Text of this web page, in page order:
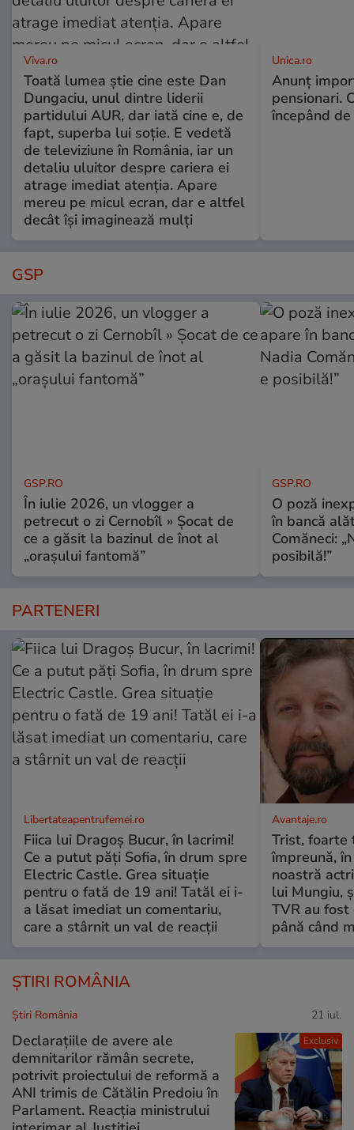
Viva.ro
Toată lumea știe cine este Dan
Dungaciu, unul dintre liderii
partidului AUR, dar iată cine e, de
fapt, superba lui soție. E vedetă
de televiziune în România, iar un
detaliu uluitor despre cariera ei
atrage imediat atenția. Apare
mereu pe micul ecran, dar e altfel
decât își imaginează mulți
Unica.ro
Anunț
pensionari.
începând
GSP
GSP.RO
În iulie 2026, un vlogger a
petrecut o zi Cernobîl » Șocat de
ce a găsit la bazinul de înot al
„orașului fantomă”
GSP.RO
O poză
în bancă
Comăneci:
posibilă!”
PARTENERI
Libertateapentrufemei.ro
Fiica lui Dragoș Bucur, în lacrimi!
Ce a putut păți Sofia, în drum spre
Electric Castle. Grea situație
pentru o fată de 19 ani! Tatăl ei i-
a lăsat imediat un comentariu,
care a stârnit un val de reacții
Avantaje.ro
Trist, foarte
împreună,
noastră
lui Mungiu,
TVR au
până când
ȘTIRI ROMÂNIA
Exclusiv
Știri România 21 iul.
Declarațiile de avere ale
demnitarilor rămân secrete,
potrivit proiectului de reformă a
ANI trimis de Cătălin Predoiu în
Parlament. Reacția ministrului